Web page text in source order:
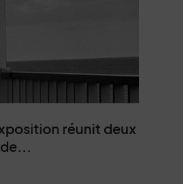
réunit deux